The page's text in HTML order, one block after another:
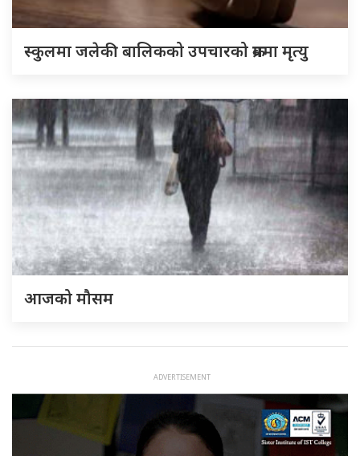
स्कुलमा जलेकी बालिकको उपचारको क्रममा मृत्यु
आजको मौसम